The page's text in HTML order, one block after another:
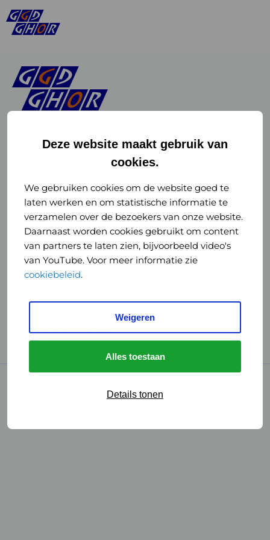
Deze website maakt gebruik van
cookies.
We gebruiken cookies om de website goed te
laten werken en om statistische informatie te
verzamelen over de bezoekers van onze website.
Daarnaast worden cookies gebruikt om content
van partners te laten zien, bijvoorbeeld video's
van YouTube. Voor meer informatie zie
cookiebeleid.
Weigeren
Alles toestaan
Details tonen
of
GGD
GHOR
Nederland
Instagram
of
GGD
GHOR
Nederland
GGD Reizen op social media
GGD Reizen
GGD Reisvaccinaties